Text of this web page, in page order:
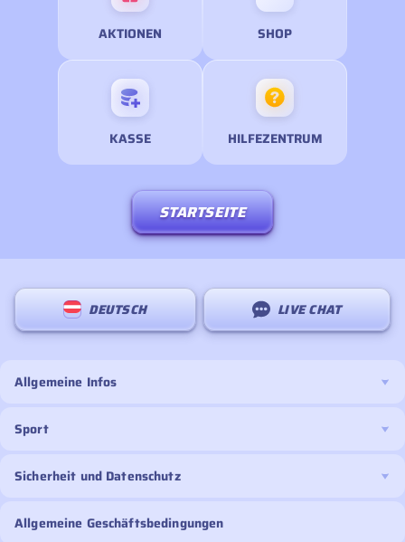
AKTIONEN SHOP
KASSE HILFEZENTRUM
STARTSEITE
DEUTSCH LIVE CHAT
Allgemeine Infos
Sport
Sicherheit und Datenschutz
Allgemeine Geschäftsbedingungen